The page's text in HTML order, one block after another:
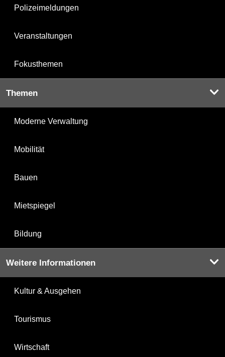
Polizeimeldungen
Veranstaltungen
Fokusthemen
Themen
Moderne Verwaltung
Mobilität
Bauen
Mietspiegel
Bildung
Weitere Informationen
Kultur & Ausgehen
Tourismus
Wirtschaft